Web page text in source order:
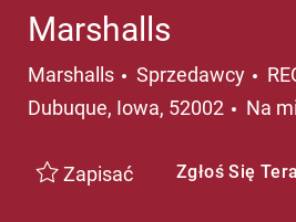
Marshalls
Marshalls Kategoria
Sprzedawcy
Dubuque, Iowa, 52002
Na
Zapisać Zgłoś Się